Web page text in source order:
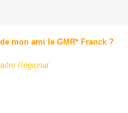
mon ami le GMR* Franck ?
Régional